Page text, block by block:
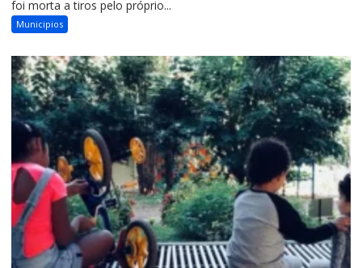
foi morta a tiros pelo próprio...
Municipios